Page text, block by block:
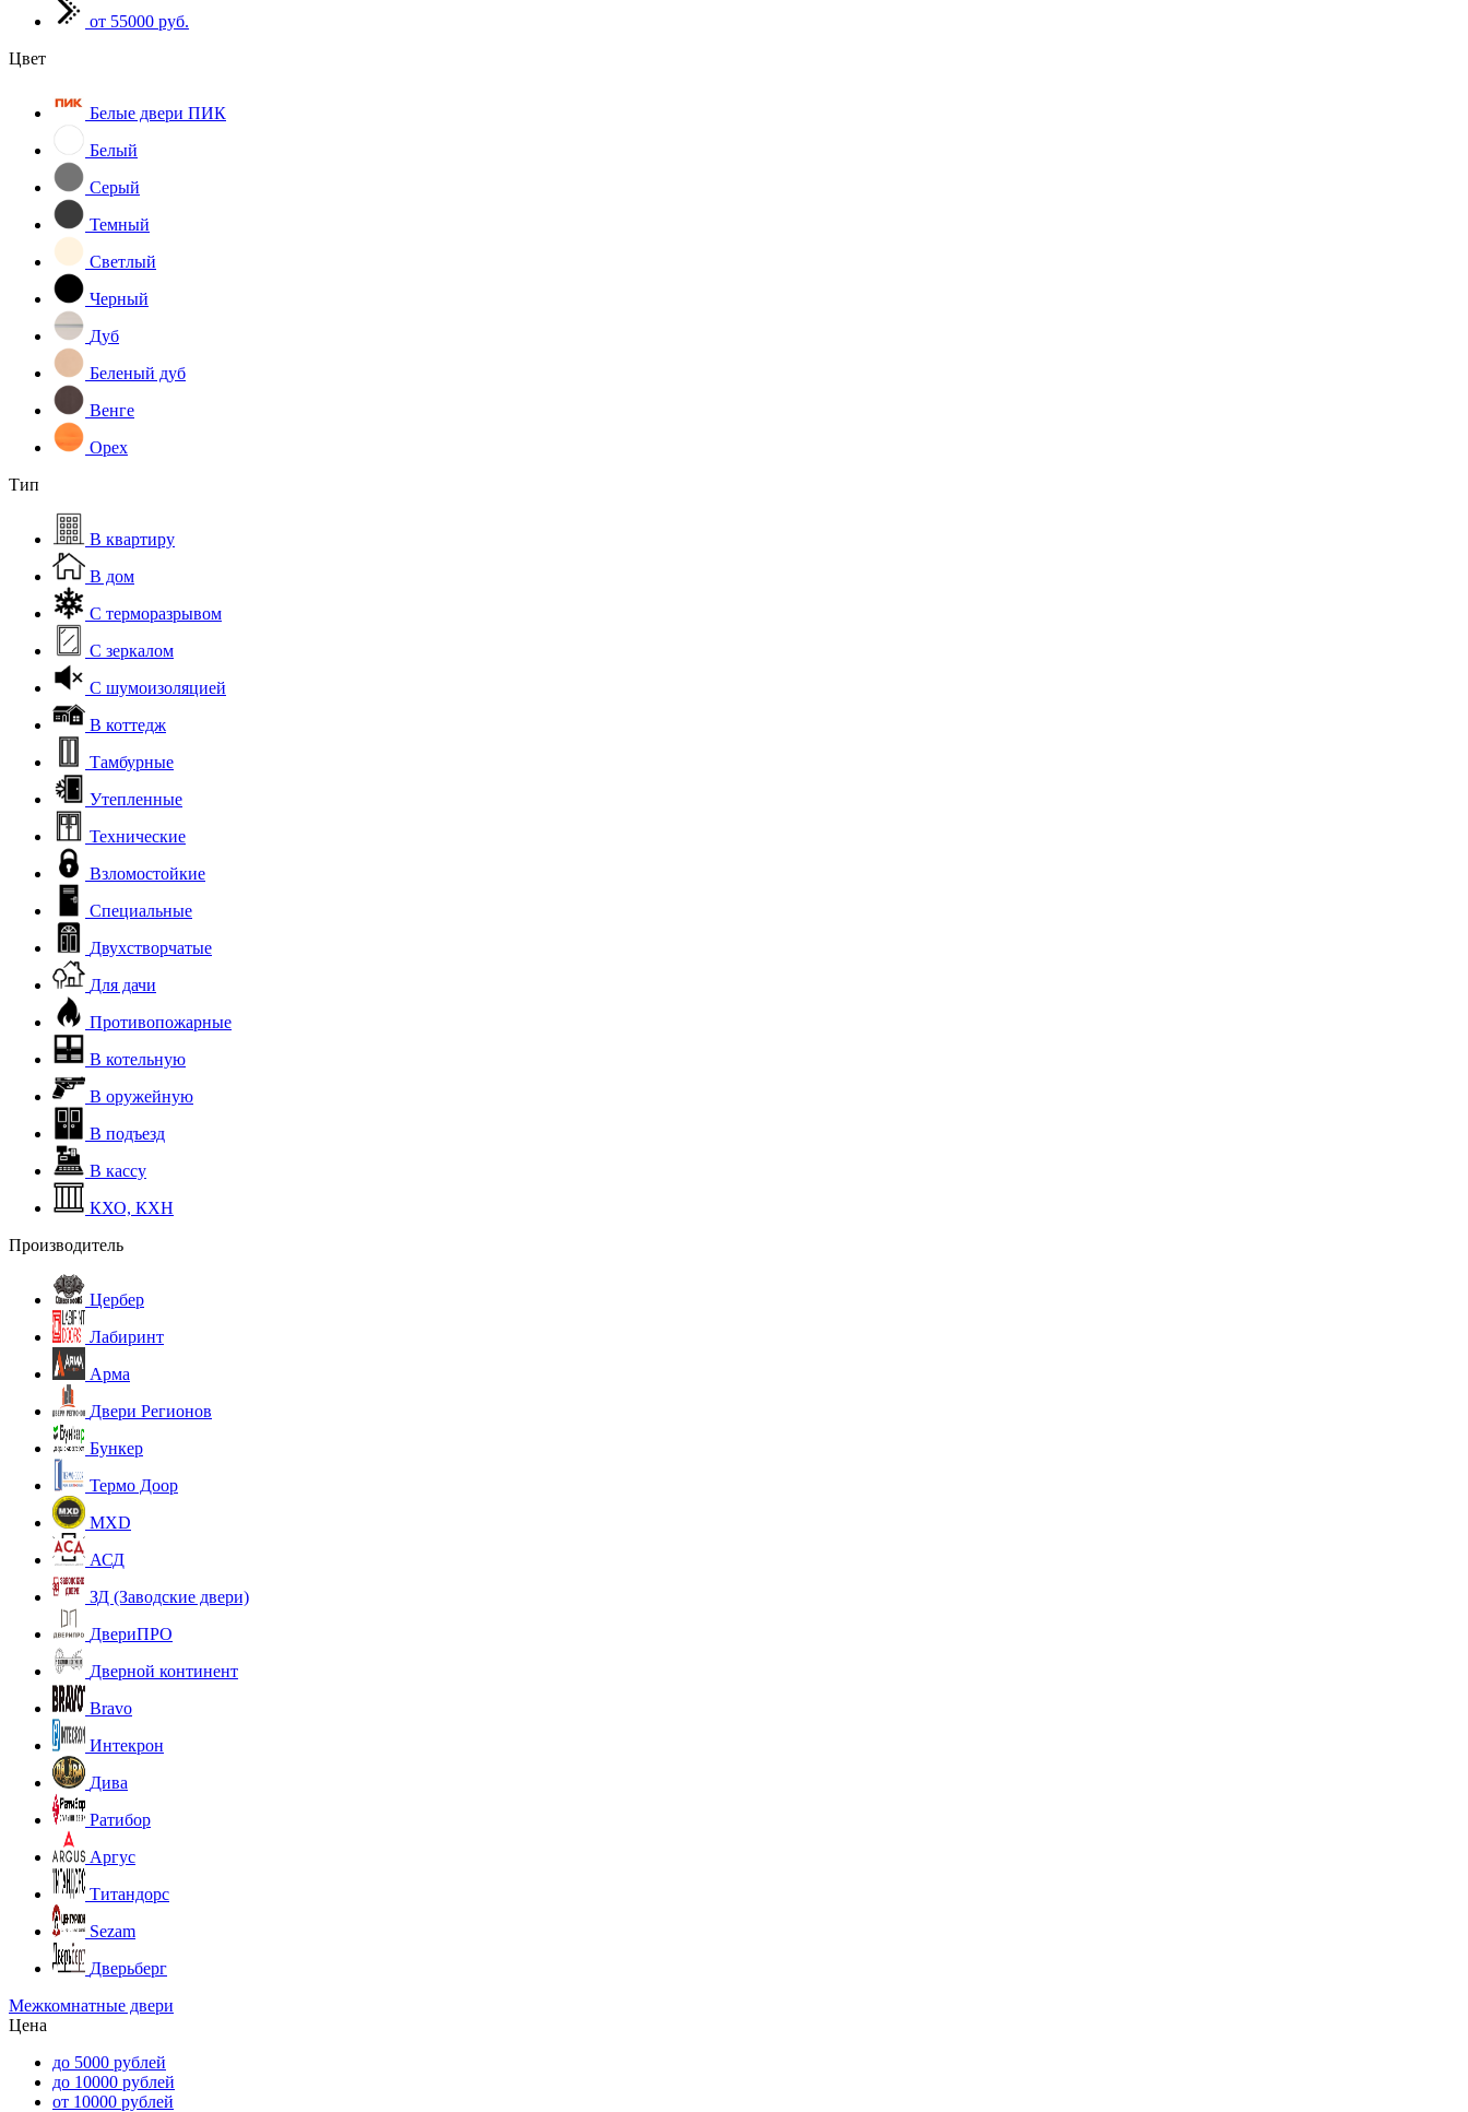
от 55000 руб.
Цвет
Белые двери ПИК
Белый
Серый
Темный
Светлый
Черный
Дуб
Беленый дуб
Венге
Орех
Тип
В квартиру
В дом
С терморазрывом
С зеркалом
С шумоизоляцией
В коттедж
Тамбурные
Утепленные
Технические
Взломостойкие
Специальные
Двухстворчатые
Для дачи
Противопожарные
В котельную
В оружейную
В подъезд
В кассу
КХО, КХН
Производитель
Цербер
Лабиринт
Арма
Двери Регионов
Бункер
Термо Доор
MXD
АСД
ЗД (Заводские двери)
ДвериПРО
Дверной континент
Bravo
Интекрон
Дива
Ратибор
Аргус
Титандорс
Sezam
Дверьберг
Межкомнатные двери
Цена
до 5000 рублей
до 10000 рублей
от 10000 рублей